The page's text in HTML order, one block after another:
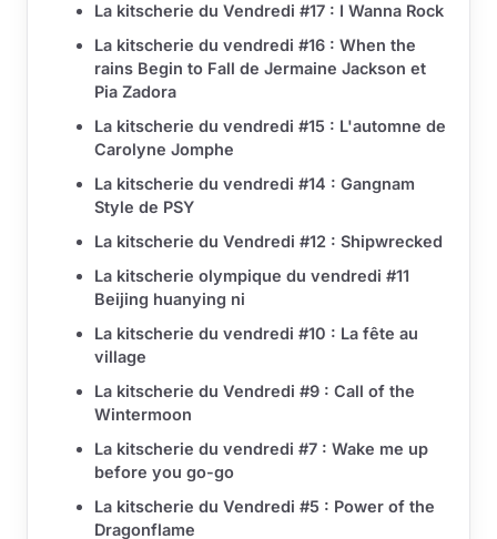
La kitscherie du Vendredi #17 : I Wanna Rock
La kitscherie du vendredi #16 : When the
rains Begin to Fall de Jermaine Jackson et
Pia Zadora
La kitscherie du vendredi #15 : L'automne de
Carolyne Jomphe
La kitscherie du vendredi #14 : Gangnam
Style de PSY
La kitscherie du Vendredi #12 : Shipwrecked
La kitscherie olympique du vendredi #11
Beijing huanying ni
La kitscherie du vendredi #10 : La fête au
village
La kitscherie du Vendredi #9 : Call of the
Wintermoon
La kitscherie du vendredi #7 : Wake me up
before you go-go
La kitscherie du Vendredi #5 : Power of the
Dragonflame